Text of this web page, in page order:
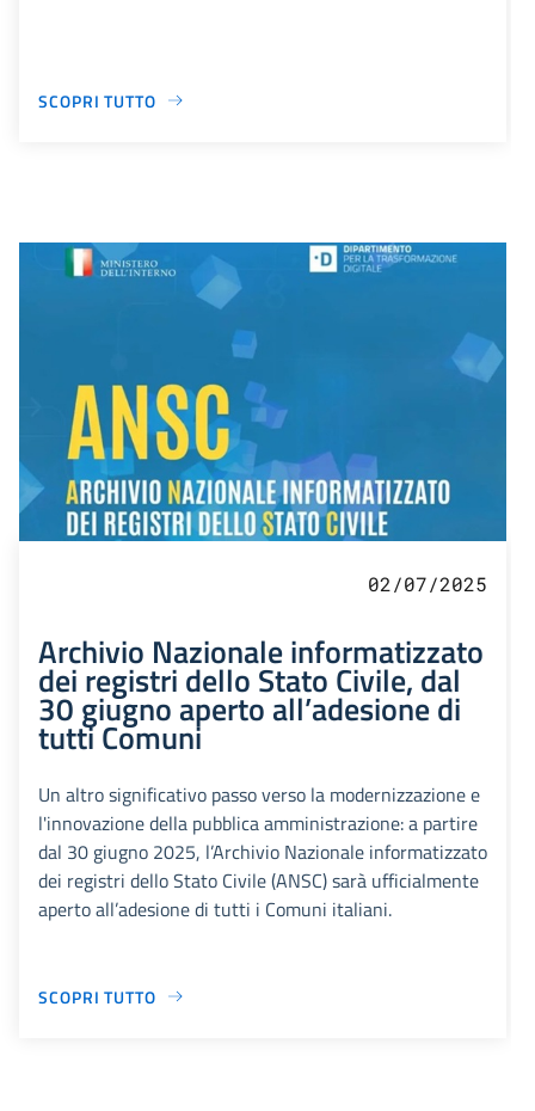
SCOPRI TUTTO
02/07/2025
Archivio Nazionale informatizzato
dei registri dello Stato Civile, dal
30 giugno aperto all’adesione di
tutti Comuni
Un altro significativo passo verso la modernizzazione e
l'innovazione della pubblica amministrazione: a partire
dal 30 giugno 2025, l’Archivio Nazionale informatizzato
dei registri dello Stato Civile (ANSC) sarà ufficialmente
aperto all’adesione di tutti i Comuni italiani.
SCOPRI TUTTO